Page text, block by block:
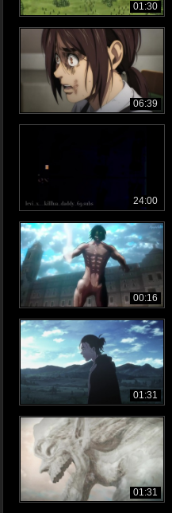
01:30
06:39
24:00
00:16
01:31
01:31